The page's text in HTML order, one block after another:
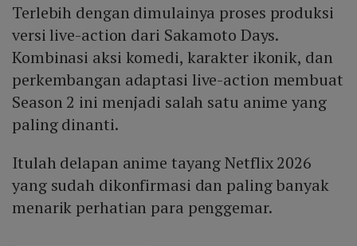
Terlebih dengan dimulainya proses produksi
versi live-action dari Sakamoto Days.
Kombinasi aksi komedi, karakter ikonik, dan
perkembangan adaptasi live-action membuat
Season 2 ini menjadi salah satu anime yang
paling dinanti.
Itulah delapan anime tayang Netflix 2026
yang sudah dikonfirmasi dan paling banyak
menarik perhatian para penggemar.